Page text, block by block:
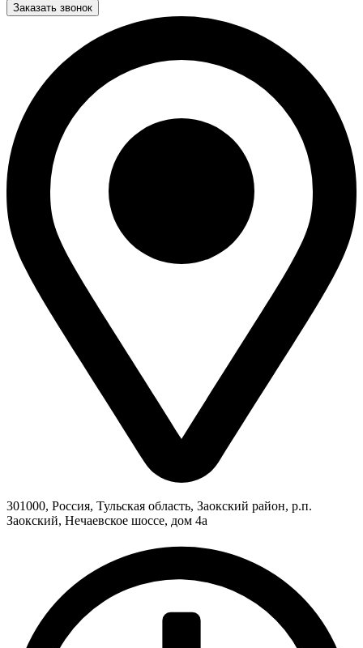
Заказать звонок
301000, Россия, Тульская область, Заокский район, р.п.
Заокский, Нечаевское шоссе, дом 4а